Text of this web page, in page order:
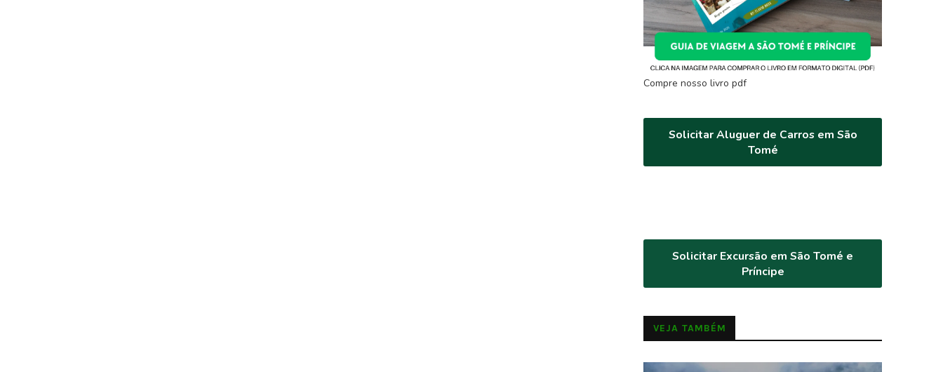
Compre nosso livro pdf
Solicitar Aluguer de Carros em São
Tomé
Solicitar Excursão em São Tomé e
Príncipe
VEJA TAMBÉM